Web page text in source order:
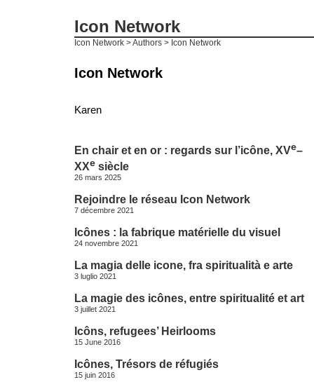
Icon Network
Icon Network > Authors > Icon Network
Icon Network
Karen
En chair et en or : regards sur l’icône, XVe–
XXe siècle
26 mars 2025
Rejoindre le réseau Icon Network
7 décembre 2021
Icônes : la fabrique matérielle du visuel
24 novembre 2021
La magia delle icone, fra spiritualità e arte
3 luglio 2021
La magie des icônes, entre spiritualité et art
3 juillet 2021
Icôns, refugees’ Heirlooms
15 June 2016
Icônes, Trésors de réfugiés
15 juin 2016